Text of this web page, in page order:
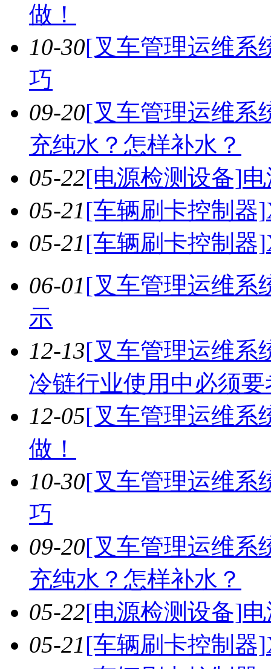
做！
10-30[叉车管理运维系
巧
09-20[叉车管理运维系
充纯水？怎样补水？
05-22[电源检测设备]
05-21[车辆刷卡控制器]
05-21[车辆刷卡控制器]
06-01[叉车管理运维系
示
12-13[叉车管理运维系
冷链行业使用中必须
12-05[叉车管理运维系
做！
10-30[叉车管理运维系
巧
09-20[叉车管理运维系
充纯水？怎样补水？
05-22[电源检测设备]
05-21[车辆刷卡控制器]